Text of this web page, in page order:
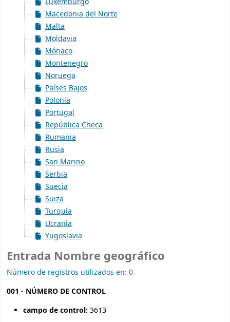
Macedonia del Norte
Malta
Moldavia
Mónaco
Montenegro
Noruega
Países Bajos
Polonia
Portugal
República Checa
Rumania
Rusia
San Marino
Serbia
Suecia
Suiza
Turquía
Ucrania
Yugoslavia
Entrada Nombre geográfico
Número de registros utilizados en: 0
001 - NÚMERO DE CONTROL
campo de control: 3613